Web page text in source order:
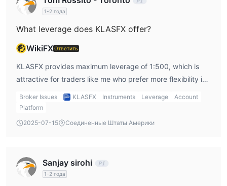
1-2 года
What leverage does KLASFX offer?
WikiFXОтветить
KLASFX provides maximum leverage of 1:500, which is
attractive for traders like me who prefer more flexibility in
trading. I can take larger positions without needing a big
deposit. However, this leverage also increases risk, so I
Broker Issues KLASFX Instruments Leverage
Account
Platform
2025-07-15
Соединенные Штаты Америки
Sanjay sirohi
1-2 года